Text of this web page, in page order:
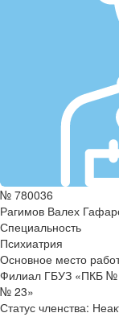
№ 780036
Рагимов Валех
Специальность
Психиатрия
Основное место
Филиал ГБУЗ «ПКБ №
№ 23»
Статус членства: